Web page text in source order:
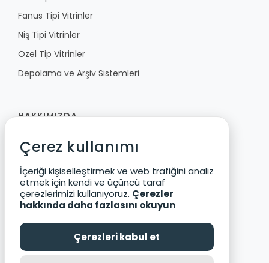
Fanus Tipi Vitrinler
Niş Tipi Vitrinler
Özel Tip Vitrinler
Depolama ve Arşiv Sistemleri
HAKKIMIZDA
Fibula
Vizyon ve Değerler
Ürün Geliştirme
Çevre ve Güvenlik
Katalog
Çerez kullanımı
İçeriği kişiselleştirmek ve web trafiğini analiz
etmek için kendi ve üçüncü taraf
çerezlerimizi kullanıyoruz. Çerezler
hakkında daha fazlasını okuyun
Çerezleri kabul et